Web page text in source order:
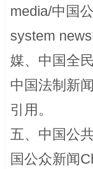
media/中国
system
媒、中国全
中国法制新
引用。
五、中国公
国公众新闻